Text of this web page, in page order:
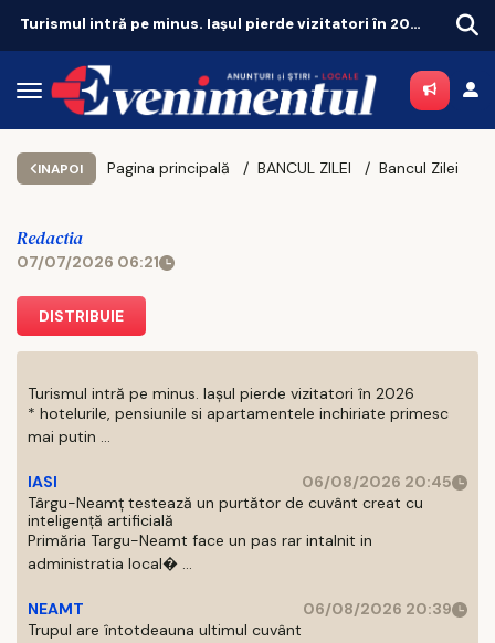
Turismul intră pe minus. Iașul pierde vizitatori în 2026
INAPOI Pagina principală BANCUL ZILEI Bancul Zilei
Redactia
07/07/2026 06:21
DISTRIBUIE
Turismul intră pe minus. Iașul pierde vizitatori în 2026
* hotelurile, pensiunile si apartamentele inchiriate primesc
mai putin ...
IASI
06/08/2026 20:45
Târgu-Neamț testează un purtător de cuvânt creat cu
inteligență artificială
Primăria Targu-Neamt face un pas rar intalnit in
administratia local� ...
NEAMT
06/08/2026 20:39
Trupul are întotdeauna ultimul cuvânt